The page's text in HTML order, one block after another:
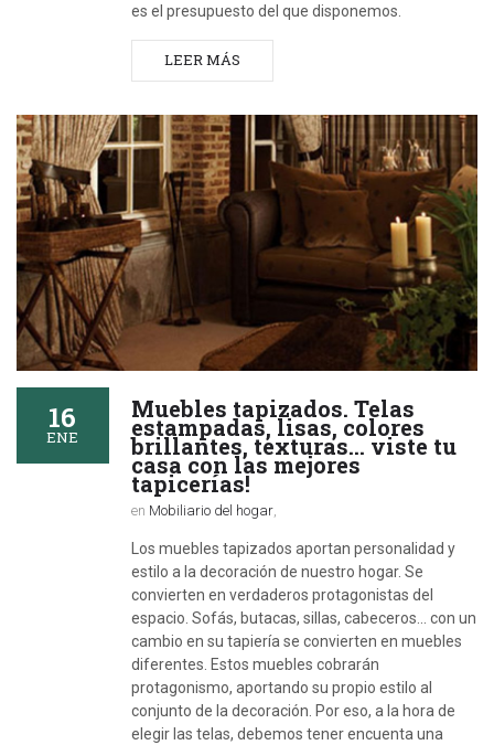
es el presupuesto del que disponemos.
LEER MÁS
16
ENE
Muebles tapizados. Telas
estampadas, lisas, colores
brillantes, texturas… viste tu
casa con las mejores
tapicerías!
en Mobiliario del hogar,
Los muebles tapizados aportan personalidad y
estilo a la decoración de nuestro hogar. Se
convierten en verdaderos protagonistas del
espacio. Sofás, butacas, sillas, cabeceros... con un
cambio en su tapiería se convierten en muebles
diferentes. Estos muebles cobrarán
protagonismo, aportando su propio estilo al
conjunto de la decoración. Por eso, a la hora de
elegir las telas, debemos tener encuenta una